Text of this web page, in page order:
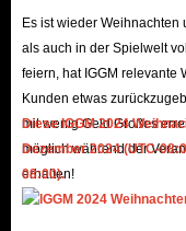
zusammenschließen, um
Belohnungen zu
Spieler können auch
Barrier“ gegen
Spieler-gegen-Spieler-
der Veröffentlichung
Es ist wieder Weihnachten
als auch in der Spielwelt
feiern, hat IGGM relevante
Kunden etwas
mit wenig Geld Großes
möglich während der
erhalten!
Diese IGGM 2024
Dezember 2024 (UTC-
08:00).